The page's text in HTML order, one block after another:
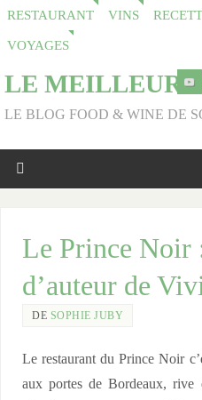
RESTAURANT VINS
VOYAGES
LE MEILLEUR
LE BLOG FOOD & WINE DE
Le Prince Noir
d’auteur de
DE SOPHIE JUBY
Le restaurant du Prince Noir
aux portes de Bordeaux, rive